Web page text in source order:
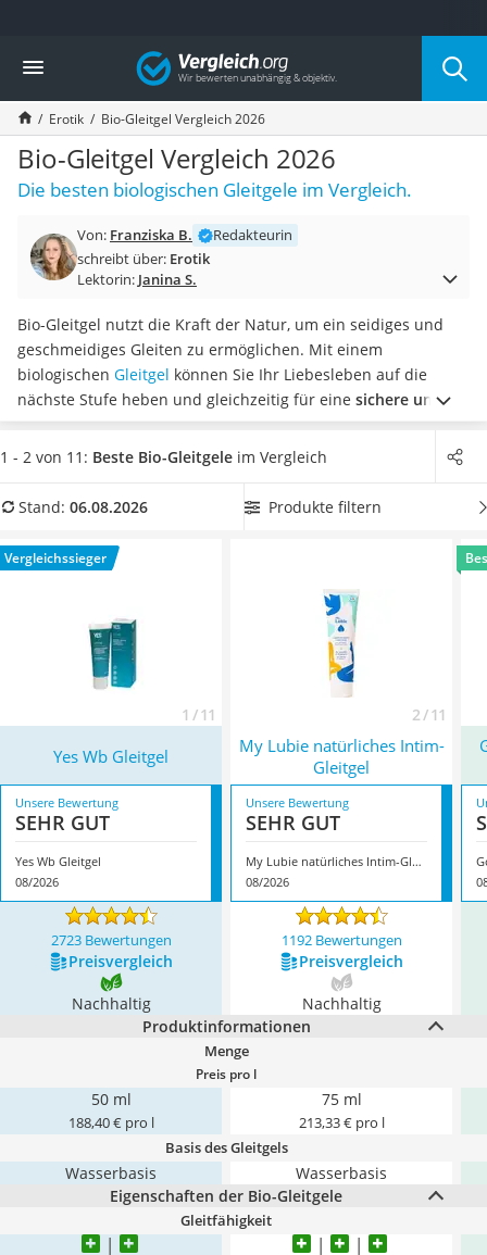
Die beliebtesten Vergleiche nach Kategorie
Drogerie
Inhalator
Haarschneider
Rollator
Braun Rasierer
Katzenklappe (Chip)
Masturbator
Massagepistole
Reisehaartrockner
Eiweißpulver
Magnesiumpräparat
Katzenklappe
Nackenmassagegerät
Zeckenschutz Katze
Philips-Sonicare-Zahnbürste
Mineralfutter Pferd
Massagegerät
Vergleich
Erotik Bio-Gleitgel Vergleich 2026
Bio-Gleitgel Vergleich 2026
Die besten biologischen Gleitgele im Vergleich.
Von: Franziska B.
Redakteurin
schreibt über: Erotik
Lektorin: Janina S.
Bio-Gleitgel nutzt die Kraft der Natur, um ein seidiges und
geschmeidiges Gleiten zu ermöglichen. Mit einem
biologischen Gleitgel können Sie Ihr Liebesleben auf die
nächste Stufe heben und gleichzeitig für eine sichere und
schonende Anwendungsorgen. Erleben Sie jetzt das
ultimative Vergnügen mit Bio-Gleitgel! Diversen Online-Tests
von Kondomen. Wählen Sie jetzt aus unserer
intensive und gefühlvolle Momente zu erleben. Überzeugt
hat uns hier im August 2026 besonders das Modell
1 - 2 von 11: Beste Bio-Gleitgele im Vergleich
Stand: 06.08.2026 Produkte filtern
Vergleichssieger
1 / 11 2 / 11
Yes Wb Gleitgel
My Lubie natürliches Intim-
Gleitgel
Unsere Bewertung
SEHR GUT
Yes Wb Gleitgel
08/2026
Unsere Bewertung
SEHR GUT
My Lubie natürliches Intim-Gleitgel
08/2026
2723 Bewertungen 1192 Bewertungen
Preis­vergleich Preis­vergleich
Nachhaltig
Nachhaltig
Produktinformationen
Menge
Preis pro l
50 ml
188,40 € pro l
75 ml
213,33 € pro l
Basis des Gleitgels
Wasserbasis
Wasserbasis
Eigenschaften der Bio-Gleitgele
Gleitfähigkeit